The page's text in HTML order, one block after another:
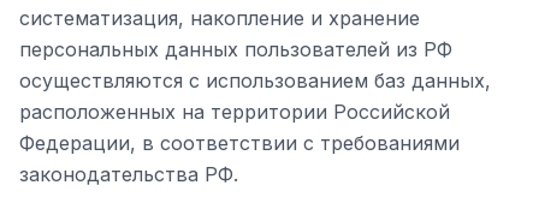
систематизация, накопление и хранение
персональных данных пользователей из РФ
осуществляются с использованием баз данных,
расположенных на территории Российской
Федерации, в соответствии с требованиями
законодательства РФ.